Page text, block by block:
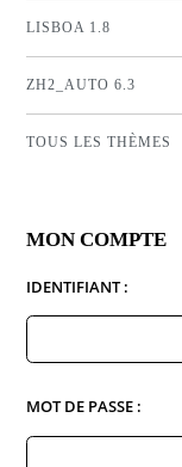
LISBOA 1.8
ZH2_AUTO 6.3
TOUS LES THÈMES
MON COMPTE
IDENTIFIANT :
MOT DE PASSE :